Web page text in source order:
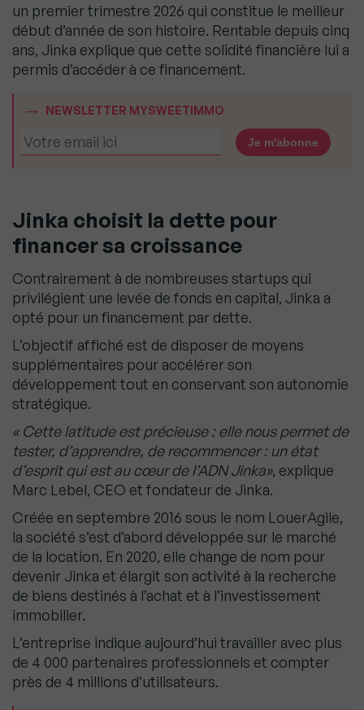
un premier trimestre 2026 qui constitue le meilleur
début d’année de son histoire. Rentable depuis cinq
ans, Jinka explique que cette solidité financière lui a
permis d’accéder à ce financement.
NEWSLETTER MYSWEETIMMO
Jinka choisit la dette pour
financer sa croissance
Contrairement à de nombreuses startups qui
privilégient une levée de fonds en capital, Jinka a
opté pour un financement par dette.
L’objectif affiché est de disposer de moyens
supplémentaires pour accélérer son
développement tout en conservant son autonomie
stratégique.
« Cette latitude est précieuse : elle nous permet de
tester, d’apprendre, de recommencer : un état
d’esprit qui est au cœur de l’ADN Jinka», explique
Marc Lebel, CEO et fondateur de Jinka.
Créée en septembre 2016 sous le nom LouerAgile,
la société s’est d’abord développée sur le marché
de la location. En 2020, elle change de nom pour
devenir Jinka et élargit son activité à la recherche
de biens destinés à l’achat et à l’investissement
immobilier.
L’entreprise indique aujourd’hui travailler avec plus
de 4 000 partenaires professionnels et compter
près de 4 millions d’utilisateurs.